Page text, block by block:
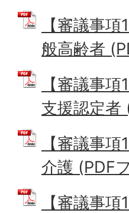
【審議事
般高齢者
【審議事
支援認定者
【審議事
介護 (PDF
【審議事